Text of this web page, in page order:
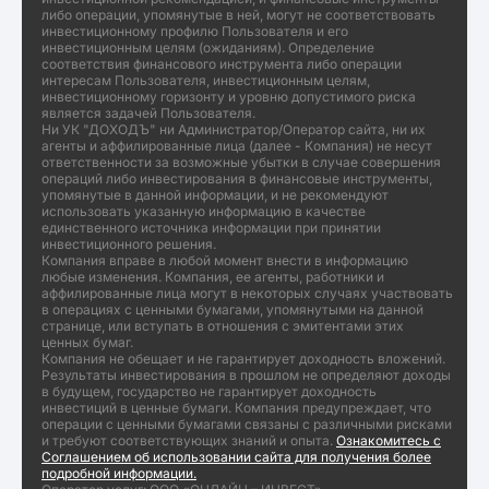
либо операции, упомянутые в ней, могут не соответствовать
инвестиционному профилю Пользователя и его
инвестиционным целям (ожиданиям). Определение
соответствия финансового инструмента либо операции
интересам Пользователя, инвестиционным целям,
инвестиционному горизонту и уровню допустимого риска
является задачей Пользователя.
Ни УК "ДОХОДЪ" ни Администратор/Оператор сайта, ни их
агенты и аффилированные лица (далее - Компания) не несут
ответственности за возможные убытки в случае совершения
операций либо инвестирования в финансовые инструменты,
упомянутые в данной информации, и не рекомендуют
использовать указанную информацию в качестве
единственного источника информации при принятии
инвестиционного решения.
Компания вправе в любой момент внести в информацию
любые изменения. Компания, ее агенты, работники и
аффилированные лица могут в некоторых случаях участвовать
в операциях с ценными бумагами, упомянутыми на данной
странице, или вступать в отношения с эмитентами этих
ценных бумаг.
Компания не обещает и не гарантирует доходность вложений.
Результаты инвестирования в прошлом не определяют доходы
в будущем, государство не гарантирует доходность
инвестиций в ценные бумаги. Компания предупреждает, что
операции с ценными бумагами связаны с различными рисками
и требуют соответствующих знаний и опыта. Ознакомитесь с
Соглашением об использовании сайта для получения более
подробной информации.